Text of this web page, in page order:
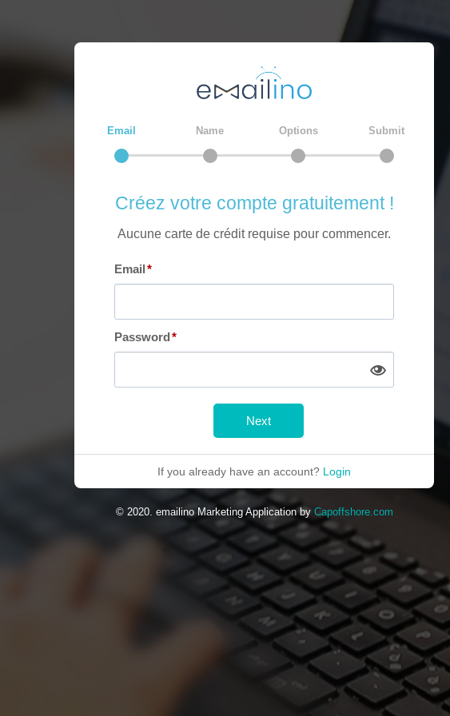
Email Name Options Submit
Créez votre compte gratuitement !
Aucune carte de crédit requise pour commencer.
Email
Password
Next
If you already have an account? Login
© 2020. emailino Marketing Application by Capoffshore.com